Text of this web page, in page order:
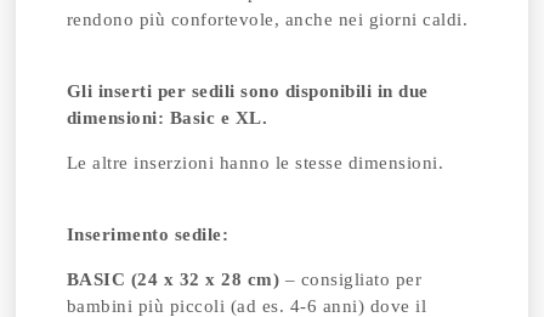
rendono più confortevole, anche nei giorni caldi.
Gli inserti per sedili sono disponibili in due
dimensioni: Basic e XL.
Le altre inserzioni hanno le stesse dimensioni.
Inserimento sedile:
BASIC (24 x 32 x 28 cm) – consigliato per
bambini più piccoli (ad es. 4-6 anni) dove il